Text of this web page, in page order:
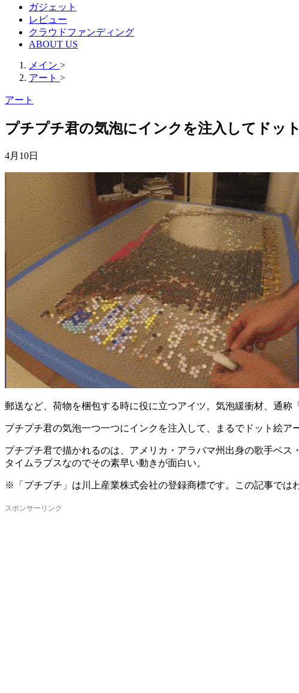
ガジェット
レビュー
クラウドファンディング
ABOUT US
メイン >
アート >
アート
プチプチ君の気泡にインクを注入してドッ
4月10日
郵送など、荷物を梱包する時に役に立つアイツ。気泡緩衝材、通称
プチプチ君の気泡一つ一つにインクを注入して、まるでドット絵ア
プチプチ君で描かれるのは、アメリカ・アラバマ州出身の歌手ベ
タイムラプスなのでその素早い動きが面白い。
※「プチプチ」は川上産業株式会社の登録商標です。この記事では